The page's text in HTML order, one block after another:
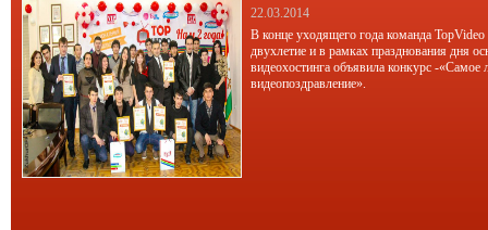
22.03.2014
В конце уходящего года команда TopVideo
двухлетие и в рамках празднования дня
видеохостинга объявила конкурс -«Самое
видеопоздравление».